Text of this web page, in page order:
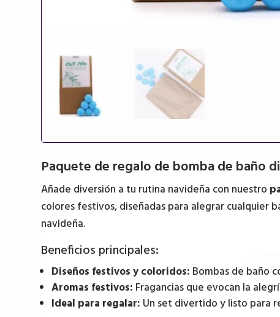
Paquete de regalo de bomba de baño
Añade diversión a tu rutina navideña con nuestro
colores festivos, diseñadas para alegrar cualquier
navideña.
Beneficios principales:
Diseños festivos y coloridos: Bombas de baño
Aromas festivos: Fragancias que evocan la
Ideal para regalar: Un set divertido y listo para